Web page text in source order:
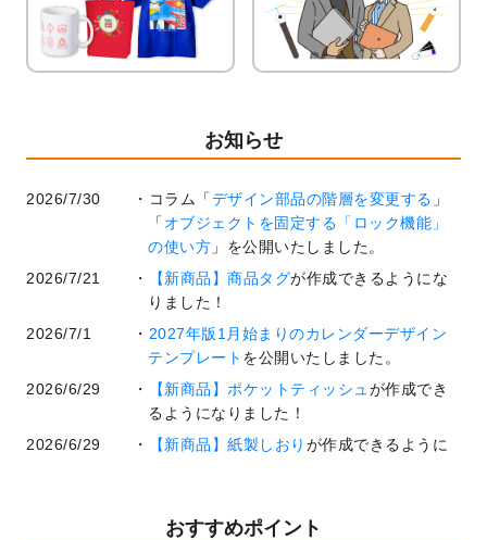
お知らせ
2026/7/30 コラム「デザイン部品の階層を変更する 」
「 オブジェクトを固定する「ロック機能」
の使い方 」を公開いたしました。
2026/7/21
【新商品】商品タグが作成できるようにな
りました！
2026/7/1
2027年版1月始まりのカレンダーデザイン
テンプレート を公開いたしました。
2026/6/29
【新商品】ポケットティッシュが作成でき
るようになりました！
2026/6/29
【新商品】紙製しおり が作成できるように
業効率を上げる便利な操作方法3選！
おすすめポイント